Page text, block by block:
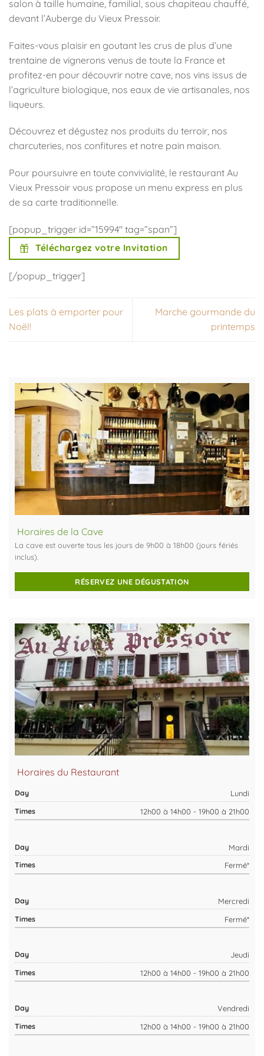
salon à taille humaine, familial, sous chapiteau chauffé,
devant l’Auberge du Vieux Pressoir.
Faites-vous plaisir en goutant les crus de plus d’une
trentaine de vignerons venus de toute la France et
profitez-en pour découvrir notre cave, nos vins issus de
l’agriculture biologique, nos eaux de vie artisanales, nos
liqueurs.
Découvrez et dégustez nos produits du terroir, nos
charcuteries, nos confitures et notre pain maison.
Pour poursuivre en toute convivialité, le restaurant Au
Vieux Pressoir vous propose un menu express en plus
de sa carte traditionnelle.
[popup_trigger id=”15994″ tag=”span”]
Téléchargez votre Invitation
[/popup_trigger]
Les plats à emporter pour
Noël!
Marche gourmande du
printemps
Horaires de la Cave
La cave est ouverte tous les jours de 9h00 à 18h00 (jours fériés
inclus).
RÉSERVEZ UNE DÉGUSTATION
Horaires du Restaurant
Lundi
12h00 à 14h00 - 19h00 à 21h00
Mardi
Fermé*
Mercredi
Fermé*
Jeudi
12h00 à 14h00 - 19h00 à 21h00
Vendredi
12h00 à 14h00 - 19h00 à 21h00